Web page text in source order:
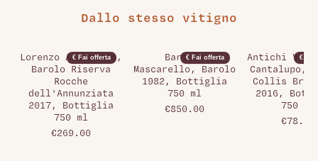
Dallo stesso vitigno
€ Fai offerta
Lorenzo Accomasso,
Barolo Riserva
Rocche
dell'Annunziata
2017, Bottiglia
750 ml
€269.00
€ Fai offerta
Bartolo
Mascarello, Barolo
1982, Bottiglia
750 ml
€850.00
€ Fai
Antichi
Cantalupo,
Collis
2016,
750 ml
€78.00